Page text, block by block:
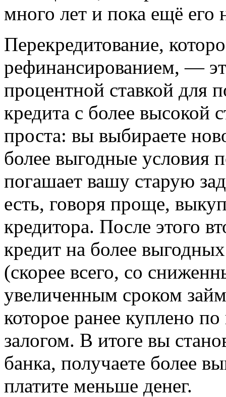
много лет и пока ещё его
Перекредитование,
рефинансированием, —
процентной ставкой для
кредита с более высокой
проста: вы выбираете
более выгодные условия
погашает вашу старую
есть, говоря проще,
кредитора. После этого
кредит на более
(скорее всего, со
увеличенным сроком
которое ранее куплено
залогом. В итоге вы
банка, получаете более
платите меньше денег.